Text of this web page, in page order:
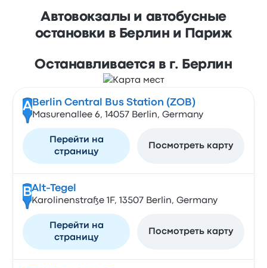
Автовокзалы и автобусные
остановки в Берлин и Париж
Останавливается в г. Берлин
A Berlin Central Bus Station (ZOB)
Masurenallee 6, 14057 Berlin, Germany
Перейти на
страницу
Посмотреть карту
BAlt-Tegel
Karolinenstraße 1F, 13507 Berlin, Germany
Перейти на
страницу
Посмотреть карту